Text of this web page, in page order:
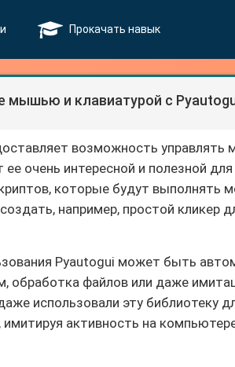
Прокачать навык
мышью и клавиатурой с
возможность
очень интересной и полезной
которые будут выполнять
например, простой кликер
Pyautogui может быть
обработка файлов или даже
использовали эту библиотеку
активность на